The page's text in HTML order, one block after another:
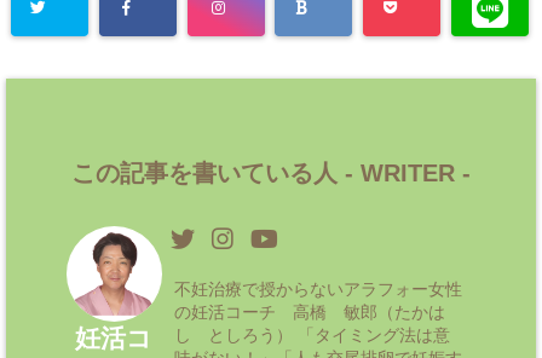
この記事を書いている人 - WRITER -
妊活コ
不妊治療で授からないアラフォー女性
の妊活コーチ 高橋 敏郎（たかは
し としろう） 「タイミング法は意